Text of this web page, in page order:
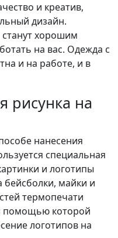
и креатив,
дизайн.
хорошим
на вас. Одежда с
и на работе, и в
рисунка на
нанесения
специальная
и логотипы
майки и
термопечати
помощью которой
логотипов на